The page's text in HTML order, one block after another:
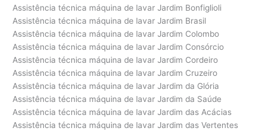
Assistência técnica máquina de lavar Jardim Bonfiglioli
Assistência técnica máquina de lavar Jardim Brasil
Assistência técnica máquina de lavar Jardim Colombo
Assistência técnica máquina de lavar Jardim Consórcio
Assistência técnica máquina de lavar Jardim Cordeiro
Assistência técnica máquina de lavar Jardim Cruzeiro
Assistência técnica máquina de lavar Jardim da Glória
Assistência técnica máquina de lavar Jardim da Saúde
Assistência técnica máquina de lavar Jardim das Acácias
Assistência técnica máquina de lavar Jardim das Vertentes